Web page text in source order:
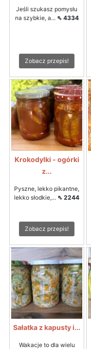
Jeśli szukasz pomysłu
na szybkie, a... ⇖ 4334
Zobacz przepis!
Krokodylki - ogórki
z...
Pyszne, lekko pikantne,
lekko słodkie,... ⇖ 2244
Zobacz przepis!
Sałatka z kapusty i...
Wakacje to dla wielu